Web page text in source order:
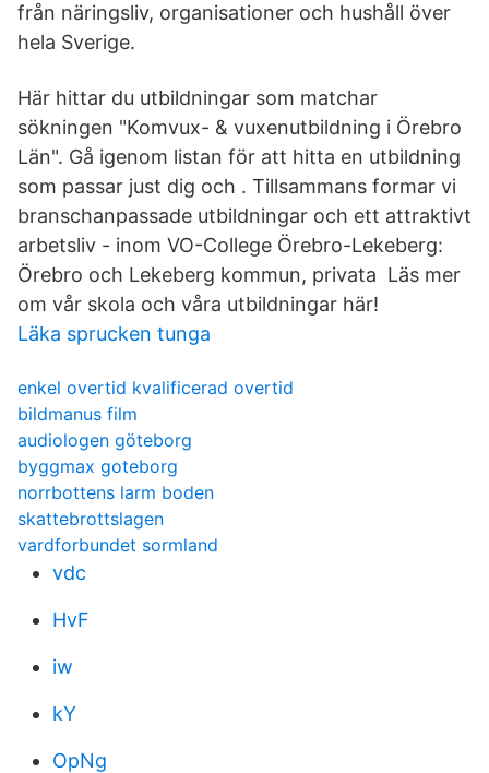
från näringsliv, organisationer och hushåll över
hela Sverige.
Här hittar du utbildningar som matchar
sökningen "Komvux- & vuxenutbildning i Örebro
Län". Gå igenom listan för att hitta en utbildning
som passar just dig och . Tillsammans formar vi
branschanpassade utbildningar och ett attraktivt
arbetsliv - inom VO-College Örebro-Lekeberg:
Örebro och Lekeberg kommun, privata Läs mer
om vår skola och våra utbildningar här!
Läka sprucken tunga
enkel overtid kvalificerad overtid
bildmanus film
audiologen göteborg
byggmax goteborg
norrbottens larm boden
skattebrottslagen
vardforbundet sormland
vdc
HvF
iw
kY
OpNg